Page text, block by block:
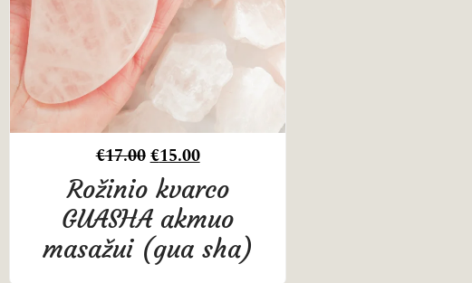
€17.00€15.00
Rožinio kvarco
GUASHA akmuo
masažui (gua sha)